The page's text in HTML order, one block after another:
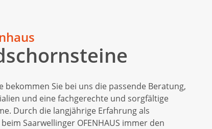
Sie bei uns die passende Beratung,
und eine fachgerechte und sorgfältige
Durch die langjährige Erfahrung als
Saarwellinger OFENHAUS immer den